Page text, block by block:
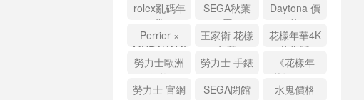
rolex亂碼年
份
SEGA秋葉
原
Daytona 價
格
Perrier ×
MURAKAMI
王家衛 花樣
年華
花樣年華4K
修復版
勞力士歐洲
價格
勞力士 手錶
《花樣年
華》4K 修
復版
勞力士 官網 SEGA閉館
水鬼價格